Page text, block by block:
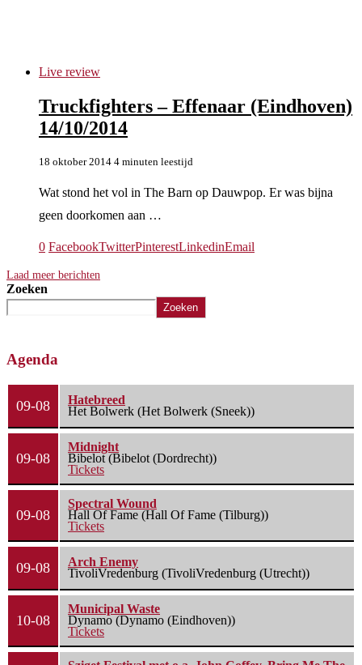
Live review
Truckfighters – Effenaar (Eindhoven)
14/10/2014
18 oktober 2014 4 minuten leestijd
Wat stond het vol in The Barn op Dauwpop. Er was bijna
geen doorkomen aan …
0 FacebookTwitterPinterestLinkedinEmail
Laad meer berichten
Zoeken
Zoeken
Agenda
09-08
Hatebreed
Het Bolwerk (Het Bolwerk (Sneek))
09-08
Midnight
Bibelot (Bibelot (Dordrecht))
Tickets
09-08
Spectral Wound
Hall Of Fame (Hall Of Fame (Tilburg))
Tickets
09-08
Arch Enemy
TivoliVredenburg (TivoliVredenburg (Utrecht))
10-08
Municipal Waste
Dynamo (Dynamo (Eindhoven))
Tickets